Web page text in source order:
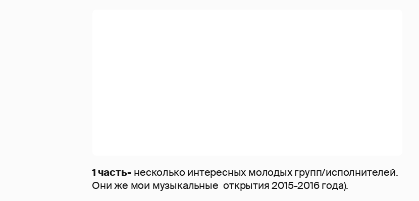
1 часть- несколько интересных молодых групп/исполнителей.
Они же мои музыкальные открытия 2015-2016 года).